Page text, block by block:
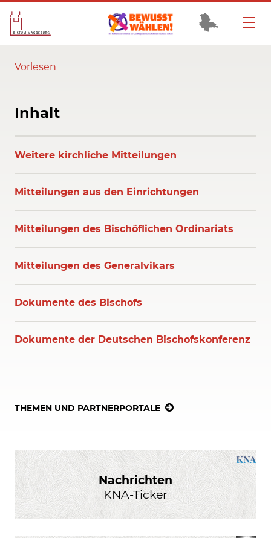
Vorlesen
Inhalt
Weitere kirchliche Mitteilungen
Mitteilungen aus den Einrichtungen
Mitteilungen des Bischöflichen Ordinariats
Mitteilungen des Generalvikars
Dokumente des Bischofs
Dokumente der Deutschen Bischofskonferenz
THEMEN UND PARTNERPORTALE
Nachrichten
KNA-Ticker